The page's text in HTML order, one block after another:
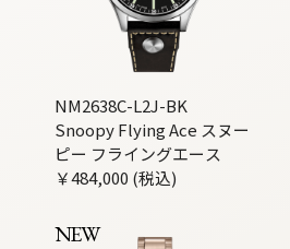
NM2638C-L2J-BK
Snoopy Flying Ace スヌー
ピー フライングエース
￥484,000 (税込)
NEW